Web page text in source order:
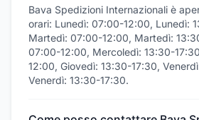
Bava Spedizioni Internazionali è
orari: Lunedì: 07:00-12:00, Lunedì:
Martedì: 07:00-12:00, Martedì:
07:00-12:00, Mercoledì: 13:30-
12:00, Giovedì: 13:30-17:30,
Venerdì: 13:30-17:30.